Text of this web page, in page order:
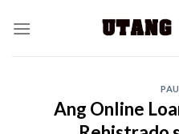
Ang Online